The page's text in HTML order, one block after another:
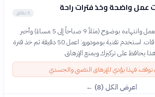
عمل واضحة وخذ فترات راحة
5 دقائق
حدّد موعد بدء العمل وانتهاءه بوضوح (مثلاً 9 صباحاً إلى 5 مساءً) وأخبر
عائلتك بهذه الأوقات. استخدم تقنية بومودورو: اعمل 50 دقيقة ثم خذ فترة
توقف، فهذا يؤدي للإرهاق النفسي والجسدي
اعرض الكل (8) ←